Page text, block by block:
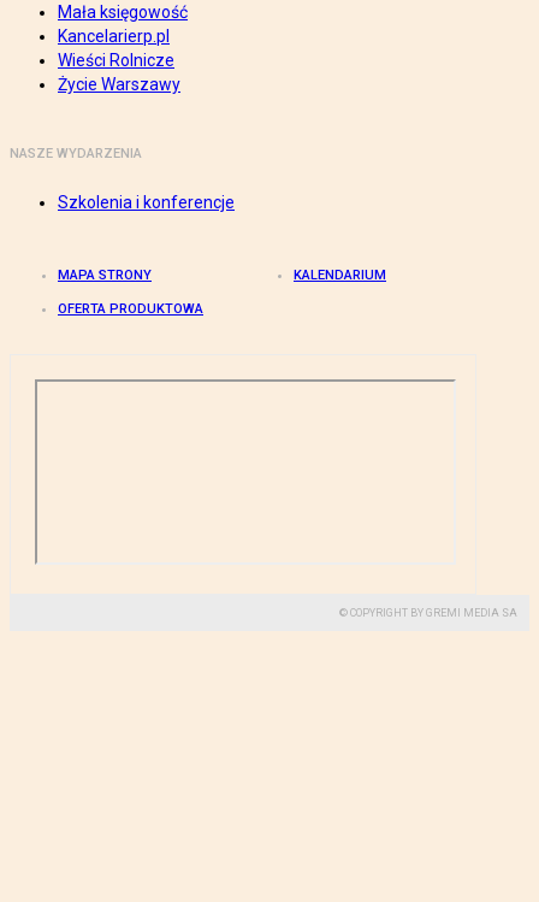
Mała księgowość
Kancelarierp.pl
Wieści Rolnicze
Życie Warszawy
NASZE WYDARZENIA
Szkolenia i konferencje
MAPA STRONY KALENDARIUM
OFERTA PRODUKTOWA
© COPYRIGHT BY GREMI MEDIA SA